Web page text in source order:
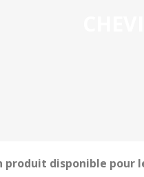
produit disponible pour